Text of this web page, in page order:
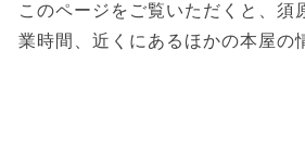
このページをご覧いただくと、須
業時間、近くにあるほかの本屋の